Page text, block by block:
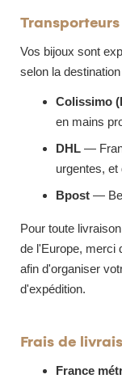
Vos bijoux sont
selon la destination
Colissimo
en mains
DHL—
urgentes, et
Bpost—
Pour toute
de l'Europe, merci
afin d'organiser
d'expédition.
Frais de
France